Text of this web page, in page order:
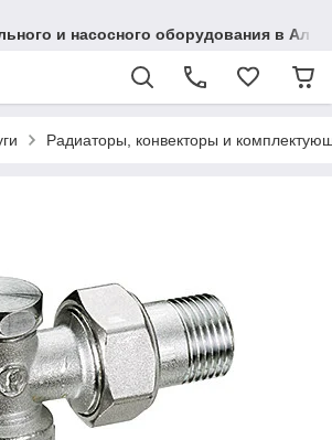
и насосного оборудования в
Радиаторы, конвекторы и